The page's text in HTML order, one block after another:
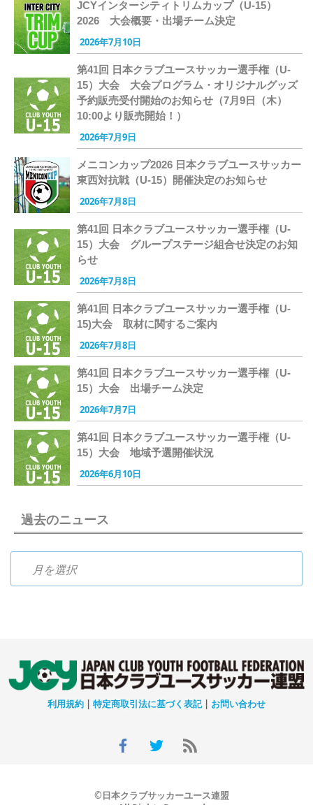
JCYインターシティトリムカップ（U-15）
2026 大会概要・出場チーム決定
2026年7月10日
第41回 日本クラブユースサッカー選手権（U-
15）大会 大会プログラム・オリジナルグッズ
予約販売受付開始のお知らせ（7月9日（木）
10:00より販売開始！）
2026年7月9日
メニコンカップ2026 日本クラブユースサッカー
東西対抗戦（U-15）開催決定のお知らせ
2026年7月8日
第41回 日本クラブユースサッカー選手権（U-
15）大会 グループステージ組合せ決定のお知
らせ
2026年7月8日
第41回 日本クラブユースサッカー選手権（U-
15)大会 取材に関するご案内
2026年7月8日
第41回 日本クラブユースサッカー選手権（U-
15）大会 出場チーム決定
2026年7月7日
第41回 日本クラブユースサッカー選手権（U-
15）大会 地域予選開催状況
2026年6月10日
過去のニュース
利用規約 | 特定商取引法に基づく表記| お問い合わせ
©日本クラブサッカーユース連盟